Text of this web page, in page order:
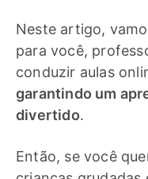
Neste artigo,
para você,
conduzir aulas
garantindo um
divertido.
Então, se você